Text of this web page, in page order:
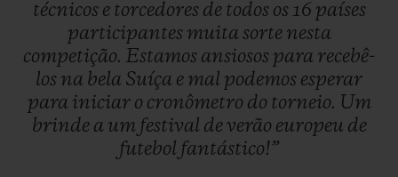
técnicos e torcedores de todos os 16 países
participantes muita sorte nesta
competição. Estamos ansiosos para recebê-
los na bela Suíça e mal podemos esperar
para iniciar o cronômetro do torneio. Um
brinde a um festival deverão europeu de
futebol fantástico!”